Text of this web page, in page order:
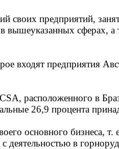
предприятий,
вышеуказанных сферах,
входят предприятия
расположенного в
26,9 процента
основного бизнеса,
деятельностью в